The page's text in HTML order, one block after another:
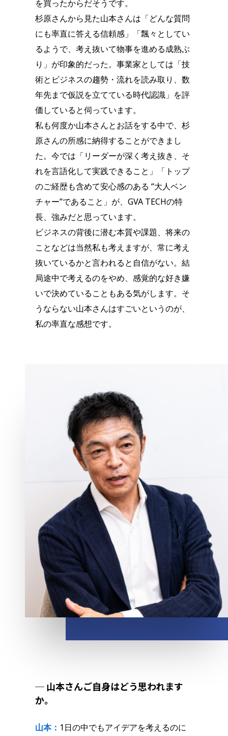
を買ったからだそうです。
杉原さんから見た山本さんは「どんな質問
にも率直に答える信頼感」「飄々としてい
るようで、考え抜いて物事を進める成熟ぶ
り」が印象的だった。事業家としては「技
術とビジネスの趨勢・流れを読み取り、数
年先まで仮説を立てている時代認識」を評
価していると伺っています。
私も何度か山本さんとお話をする中で、杉
原さんの所感に納得することができまし
た。今では「リーダーが深く考え抜き、そ
れを言語化して実践できること」「トップ
のご経歴も含めて安心感のある “大人ベン
チャー”であること」が、GVA TECHの特
長、強みだと思っています。
ビジネスの背後に潜む本質や課題、将来の
ことなどは当然私も考えますが、常に考え
抜いているかと言われると自信がない。結
局途中で考えるのをやめ、感覚的な好き嫌
いで決めていることもある気がします。そ
うならない山本さんはすごいというのが、
私の率直な感想です。
─ 山本さんご自身はどう思われます
か。
山本： 1日の中でもアイデアを考えるのに